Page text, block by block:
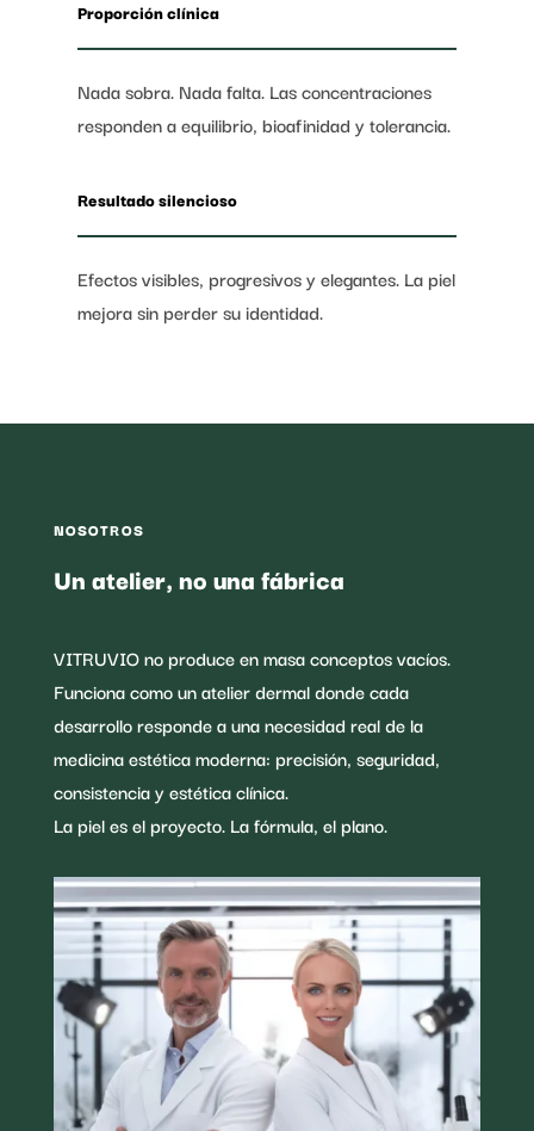
Proporción clínica
Nada sobra. Nada falta. Las concentraciones
responden a equilibrio, bioafinidad y tolerancia.
Resultado silencioso
Efectos visibles, progresivos y elegantes. La piel
mejora sin perder su identidad.
NOSOTROS
Un atelier, no una fábrica
VITRUVIO no produce en masa conceptos vacíos.
Funciona como un atelier dermal donde cada
desarrollo responde a una necesidad real de la
medicina estética moderna: precisión, seguridad,
consistencia y estética clínica.
La piel es el proyecto. La fórmula, el plano.